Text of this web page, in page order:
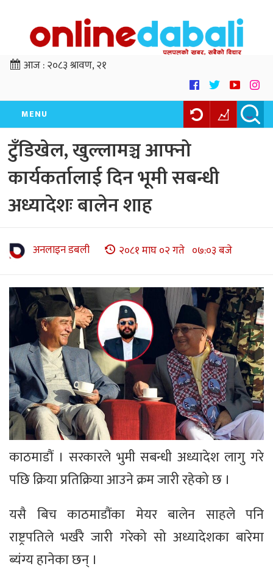
आज :२०८३ श्रावण, २१
MENU
टुँडिखेल, खुल्लामञ्च आफ्नो
कार्यकर्तालाई दिन भूमी सबन्धी
अध्यादेशः बालेन शाह
अनलाइन डबली २०८१ माघ ०२ गते ०७:०३ बजे
काठमाडौं । सरकारले भुमी सबन्धी अध्यादेश लागु गरे
पछि क्रिया प्रतिक्रिया आउने क्रम जारी रहेको छ ।
यसै बिच काठमाडौंका मेयर बालेन साहले पनि
राष्ट्रपतिले भर्खरै जारी गरेको सो अध्यादेशका बारेमा
ब्यंग्य हानेका छन् ।